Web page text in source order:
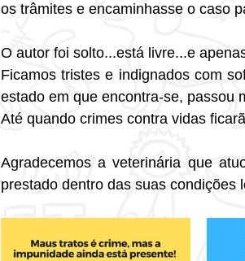
os trâmites e encaminhasse o caso
O autor foi solto...está livre...e
Ficamos tristes e indignados com
estado em que encontra-se, passou
Até quando crimes contra vidas
Agradecemos a veterinária que
prestado dentro das suas condições